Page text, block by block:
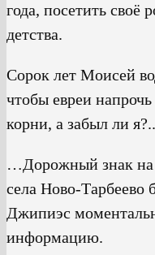
года, посетить своё
детства.
Сорок лет Моисей
чтобы евреи
корни, а забыл ли я?..
…Дорожный знак на
села Ново-Тарбеево
Джипиэс
информацию.